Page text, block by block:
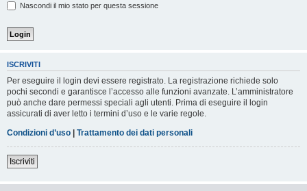
Nascondi il mio stato per questa sessione
ISCRIVITI
Per eseguire il login devi essere registrato. La registrazione richiede solo
pochi secondi e garantisce l’accesso alle funzioni avanzate. L’amministratore
può anche dare permessi speciali agli utenti. Prima di eseguire il login
assicurati di aver letto i termini d’uso e le varie regole.
Condizioni d’uso | Trattamento dei dati personali
Iscriviti